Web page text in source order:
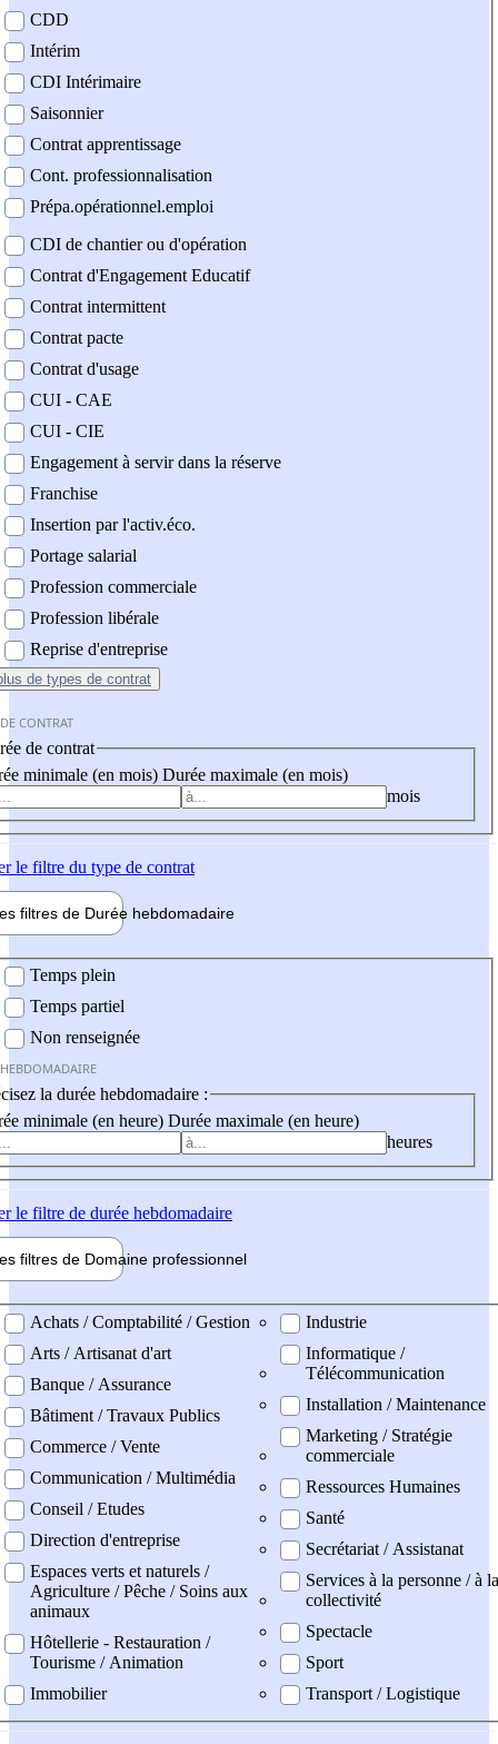
CDD
Intérim
CDI Intérimaire
Saisonnier
Contrat apprentissage
Cont. professionnalisation
Prépa.opérationnel.emploi
CDI de chantier ou d'opération
Contrat d'Engagement Educatif
Contrat intermittent
Contrat pacte
Contrat d'usage
CUI - CAE
CUI - CIE
Engagement à servir dans la réserve
Franchise
Insertion par l'activ.éco.
Portage salarial
Profession commerciale
Profession libérale
Reprise d'entreprise
de types de contrat
CONTRAT
de contrat
minimale (en mois) Durée maximale (en mois)
mois
le filtre du type de contrat
filtres de Durée hebdomadaire
Temps plein
Temps partiel
Non renseignée
la durée hebdomadaire :
minimale (en heure) Durée maximale (en heure)
heures
le filtre de durée hebdomadaire
filtres de Domaine professionnel
professionel
Achats / Comptabilité / Gestion
Arts / Artisanat d'art
Banque / Assurance
Bâtiment / Travaux Publics
Commerce / Vente
Communication / Multimédia
Conseil / Etudes
Direction d'entreprise
Espaces verts et naturels /
Agriculture / Pêche / Soins aux
animaux
Hôtellerie - Restauration /
Tourisme / Animation
Immobilier
Industrie
Informatique /
Télécommunication
Installation / Maintenance
Marketing / Stratégie
commerciale
Ressources Humaines
Santé
Secrétariat / Assistanat
Services à la personne / à la
collectivité
Spectacle
Sport
Transport / Logistique